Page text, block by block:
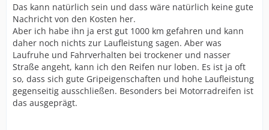
Das kann natürlich sein und dass wäre natürlich keine gute
Nachricht von den Kosten her.
Aber ich habe ihn ja erst gut 1000 km gefahren und kann
daher noch nichts zur Laufleistung sagen. Aber was
Laufruhe und Fahrverhalten bei trockener und nasser
Straße angeht, kann ich den Reifen nur loben. Es ist ja oft
so, dass sich gute Gripeigenschaften und hohe Laufleistung
gegenseitig ausschließen. Besonders bei Motorradreifen ist
das ausgeprägt.